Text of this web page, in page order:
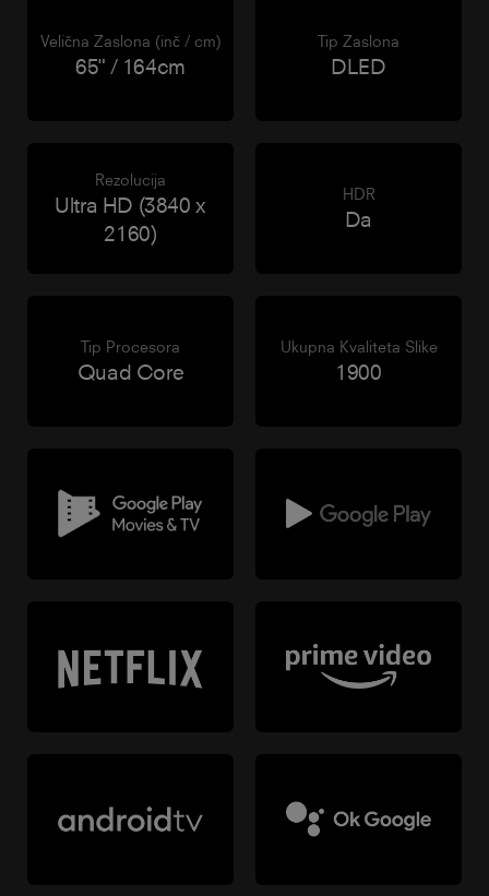
Velična Zaslona (inč / cm)
65" / 164cm
Tip Zaslona
DLED
Rezolucija
Ultra HD (3840 x
2160)
HDR
Da
Tip Procesora
Quad Core
Ukupna Kvaliteta Slike
1900